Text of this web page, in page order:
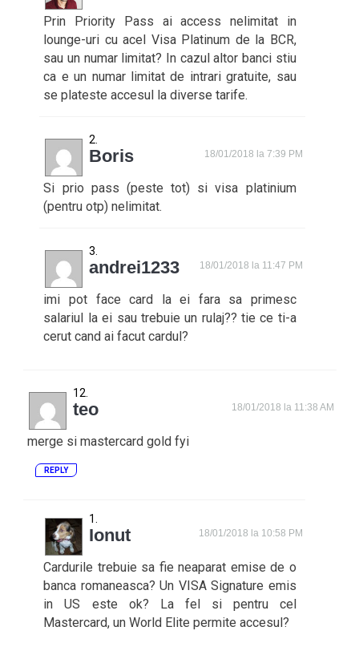
Prin Priority Pass ai access nelimitat in
lounge-uri cu acel Visa Platinum de la BCR,
sau un numar limitat? In cazul altor banci stiu
ca e un numar limitat de intrari gratuite, sau
se plateste accesul la diverse tarife.
Boris 18/01/2018 la 7:39 PM
Si prio pass (peste tot) si visa platinium
(pentru otp) nelimitat.
andrei1233 18/01/2018 la 11:47 PM
imi pot face card la ei fara sa primesc
salariul la ei sau trebuie un rulaj?? tie ce ti-a
cerut cand ai facut cardul?
teo 18/01/2018 la 11:38 AM
merge si mastercard gold fyi
REPLY
Ionut 18/01/2018 la 10:58 PM
Cardurile trebuie sa fie neaparat emise de o
banca romaneasca? Un VISA Signature emis
in US este ok? La fel si pentru cel
Mastercard, un World Elite permite accesul?